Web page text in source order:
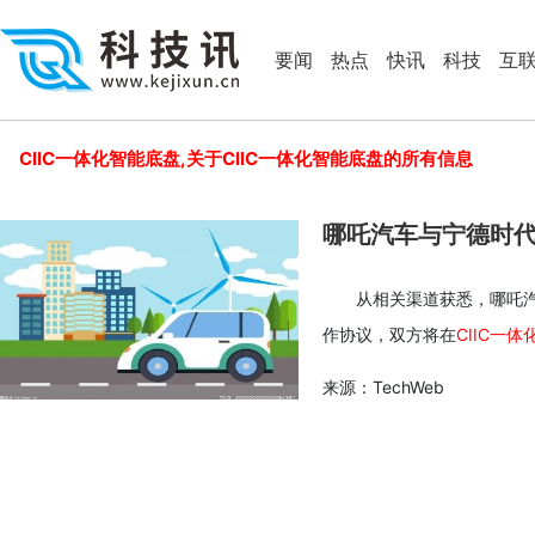
要闻 热点 快讯 科技 互
CIIC一体化智能底盘,关于CIIC一体化智能底盘的所有信息
从相关渠道获悉，哪吒
作协议，双方将在CIIC一体
来源：TechWeb